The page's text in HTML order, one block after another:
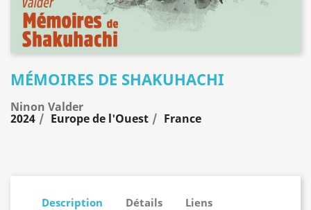
MÉMOIRES DE SHAKUHACHI
Ninon Valder
2024 Europe de l'Ouest France
Description Détails Liens